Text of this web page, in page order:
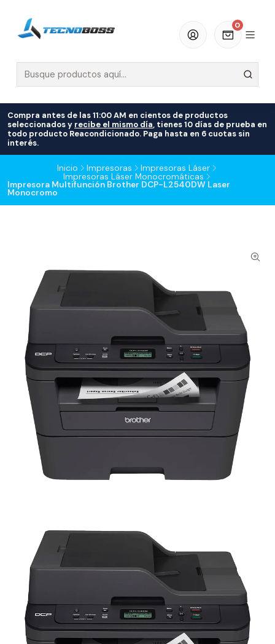
0
Compra antes de las 11:00 AM en cientos de productos
seleccionados y recibe el mismo día, tienes 10 días de prueba en
todo producto Reacondicionado. Paga hasta en 6 cuotas sin
interés.
Inicio Impresoras
Impresoras Láser
Impresoras Láser Monocromáticas
Impresora Multifunción Brother DCP-L2540DW Laser
Monocromo